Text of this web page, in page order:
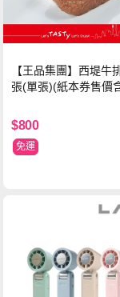
【王品集團】西堤牛
張(單張)(紙本券售價
$800
免運